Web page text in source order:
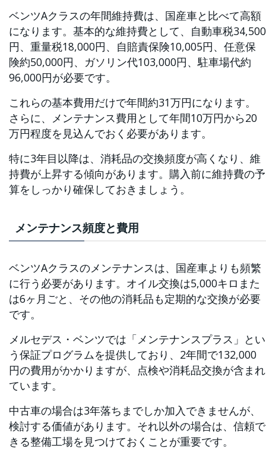
ベンツAクラスの年間維持費は、国産車と比べて高額
になります。基本的な維持費として、自動車税34,500
円、重量税18,000円、自賠責保険10,005円、任意保
険約50,000円、ガソリン代103,000円、駐車場代約
96,000円が必要です。
これらの基本費用だけで年間約31万円になります。
さらに、メンテナンス費用として年間10万円から20
万円程度を見込んでおく必要があります。
特に3年目以降は、消耗品の交換頻度が高くなり、維
持費が上昇する傾向があります。購入前に維持費の予
算をしっかり確保しておきましょう。
メンテナンス頻度と費用
ベンツAクラスのメンテナンスは、国産車よりも頻繁
に行う必要があります。オイル交換は5,000キロまた
は6ヶ月ごと、その他の消耗品も定期的な交換が必要
です。
メルセデス・ベンツでは「メンテナンスプラス」とい
う保証プログラムを提供しており、2年間で132,000
円の費用がかかりますが、点検や消耗品交換が含まれ
ています。
中古車の場合は3年落ちまでしか加入できませんが、
検討する価値があります。それ以外の場合は、信頼で
きる整備工場を見つけておくことが重要です。